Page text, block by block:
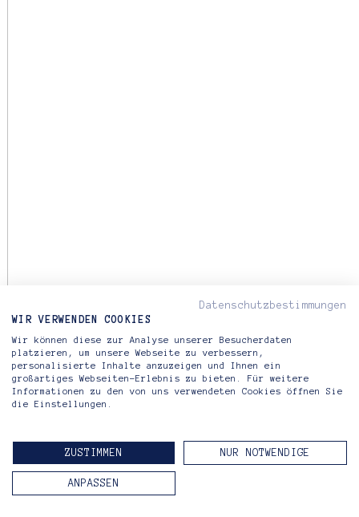
Datenschutzbestimmungen
WIR VERWENDEN COOKIES
Wir können diese zur Analyse unserer Besucherdaten
platzieren, um unsere Webseite zu verbessern,
personalisierte Inhalte anzuzeigen und Ihnen ein
großartiges Webseiten-Erlebnis zu bieten. Für weitere
Informationen zu den von uns verwendeten Cookies öffnen Sie
die Einstellungen.
ZUSTIMMEN NUR NOTWENDIGE
ANPASSEN